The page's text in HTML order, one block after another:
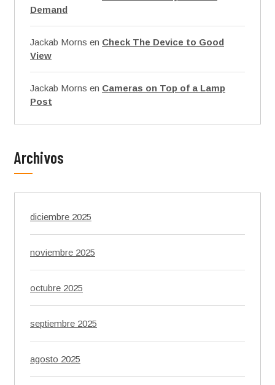
Demand
Jackab Morns en Check The Device to Good
View
Jackab Morns en Cameras on Top of a Lamp
Post
Archivos
diciembre 2025
noviembre 2025
octubre 2025
septiembre 2025
agosto 2025